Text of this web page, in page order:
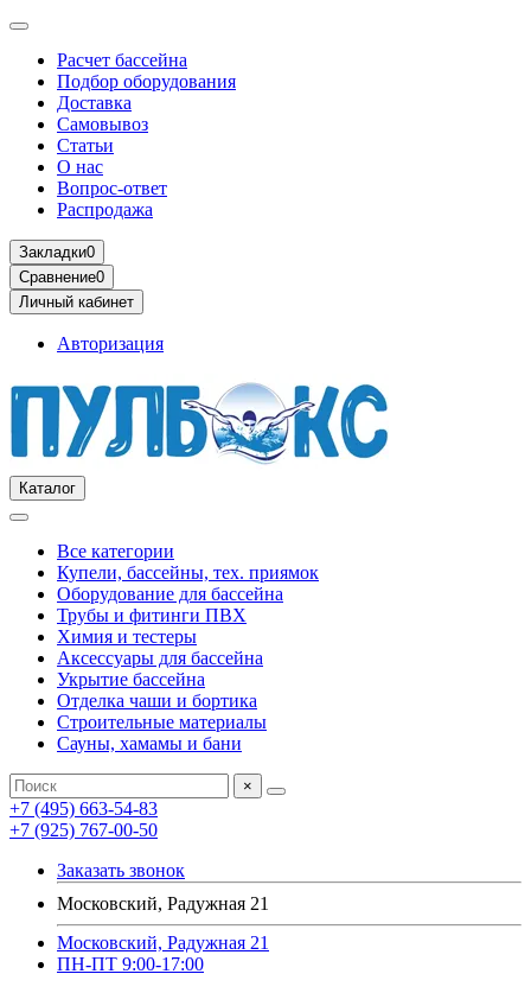
Расчет бассейна
Подбор оборудования
Доставка
Самовывоз
Статьи
О нас
Вопрос-ответ
Распродажа
Закладки0
Сравнение0
Личный кабинет
Авторизация
Каталог
Все категории
Купели, бассейны, тех. приямок
Оборудование для бассейна
Трубы и фитинги ПВХ
Химия и тестеры
Аксессуары для бассейна
Укрытие бассейна
Отделка чаши и бортика
Строительные материалы
Сауны, хамамы и бани
×
+7 (495) 663-54-83
+7 (925) 767-00-50
Заказать звонок
Московский, Радужная 21
Московский, Радужная 21
ПН-ПТ 9:00-17:00